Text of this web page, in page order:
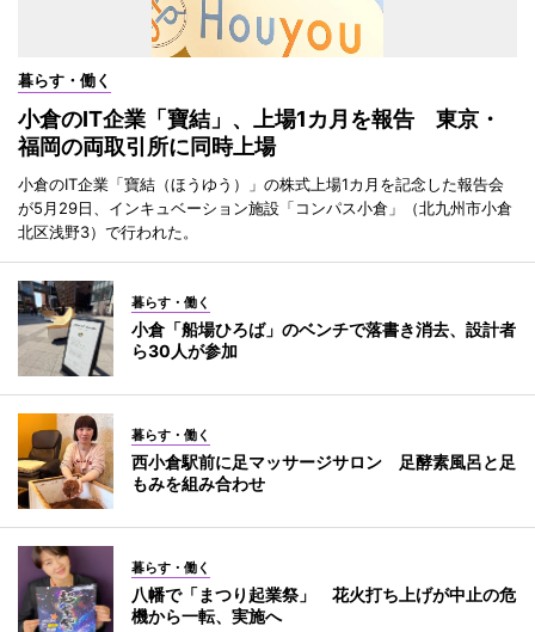
暮らす・働く
小倉のIT企業「寶結」、上場1カ月を報告 東京・
福岡の両取引所に同時上場
小倉のIT企業「寶結（ほうゆう）」の株式上場1カ月を記念した報告会
が5月29日、インキュベーション施設「コンパス小倉」（北九州市小倉
北区浅野3）で行われた。
暮らす・働く
小倉「船場ひろば」のベンチで落書き消去、設計者
ら30人が参加
暮らす・働く
西小倉駅前に足マッサージサロン 足酵素風呂と足
もみを組み合わせ
暮らす・働く
八幡で「まつり起業祭」 花火打ち上げが中止の危
機から一転、実施へ